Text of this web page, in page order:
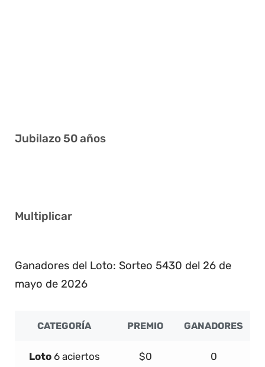
Jubilazo 50 años
Multiplicar
Ganadores del Loto: Sorteo 5430 del 26 de
mayo de 2026
CATEGORÍA PREMIO GANADORES
Loto 6 aciertos $0 0